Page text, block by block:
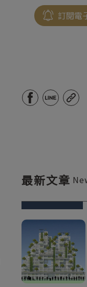
訂閱電
最新文章